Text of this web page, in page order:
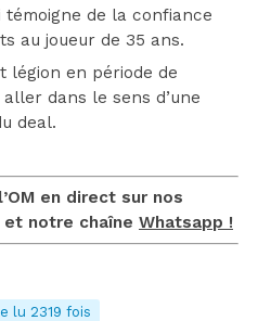
témoigne de la confiance
au joueur de 35 ans.
légion en période de
dans le sens d’une
deal.
en direct sur nos
et notre chaîne Whatsapp !
lu 2319 fois